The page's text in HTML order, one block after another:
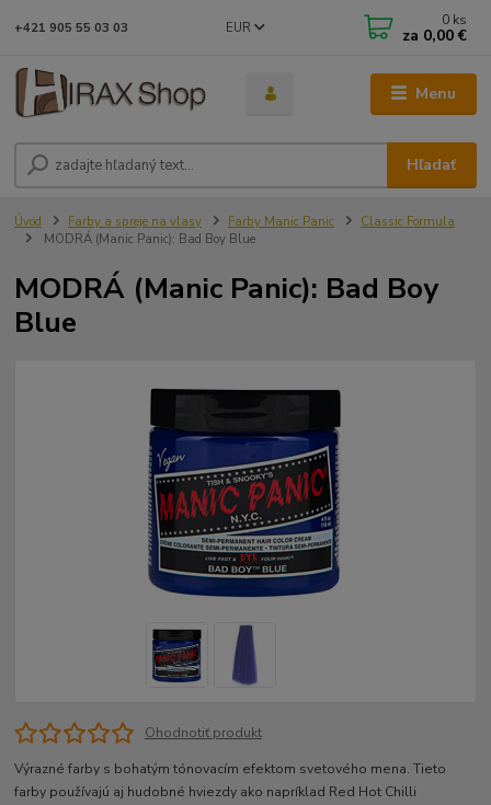
Menu
EUR
Hľadať
+421 905 55 03 03 0 ks
za 0,00 €
Úvod Farby a spreje na vlasy Farby Manic Panic
Classic Formula
MODRÁ (Manic Panic): Bad Boy Blue
MODRÁ (Manic Panic): Bad Boy
Blue
Ohodnotiť produkt
Výrazné farby s bohatým tónovacím efektom svetového mena. Tieto
farby používajú aj hudobné hviezdy ako napríklad Red Hot Chilli